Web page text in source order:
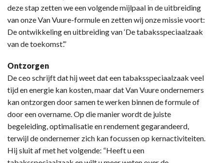
deze stap zetten we een volgende mijlpaal in de uitbreiding
van onze Van Vuure-formule en zetten wij onze missie voort:
De ontwikkeling en uitbreiding van ‘De tabaksspeciaalzaak
van de toekomst’.”
Ontzorgen
De ceo schrijft dat hij weet dat een tabaksspeciaalzaak veel
tijd en energie kan kosten, maar dat Van Vuure ondernemers
kan ontzorgen door samen te werken binnen de formule of
door een overname. Op die manier wordt de juiste
begeleiding, optimalisatie en rendement gegarandeerd,
terwijl de ondernemer zich kan focussen op kernactiviteiten.
Hij sluit af met het volgende: “Heeft u een